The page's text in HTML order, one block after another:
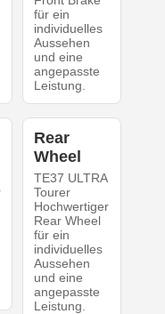
für ein
individuelles
Aussehen
und eine
angepasste
Leistung.
Rear
Wheel
TE37 ULTRA
Tourer
Hochwertiger
Rear Wheel
für ein
individuelles
Aussehen
und eine
angepasste
Leistung.